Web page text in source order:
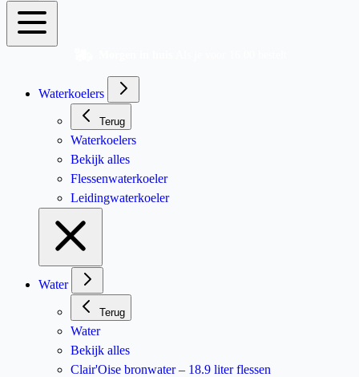
Waterkoelers
Terug
Waterkoelers
Bekijk alles
Flessenwaterkoeler
Leidingwaterkoeler
Water
Terug
Water
Bekijk alles
Clair'Oise bronwater – 18.9 liter flessen